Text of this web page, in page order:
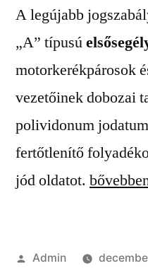
A legújabb
„A” típusú
motorkerékpárosok
vezetőinek dobozai
polividonum
fertőtlenítő
jód oldatot. “Mit
az
Szerző:
Admin